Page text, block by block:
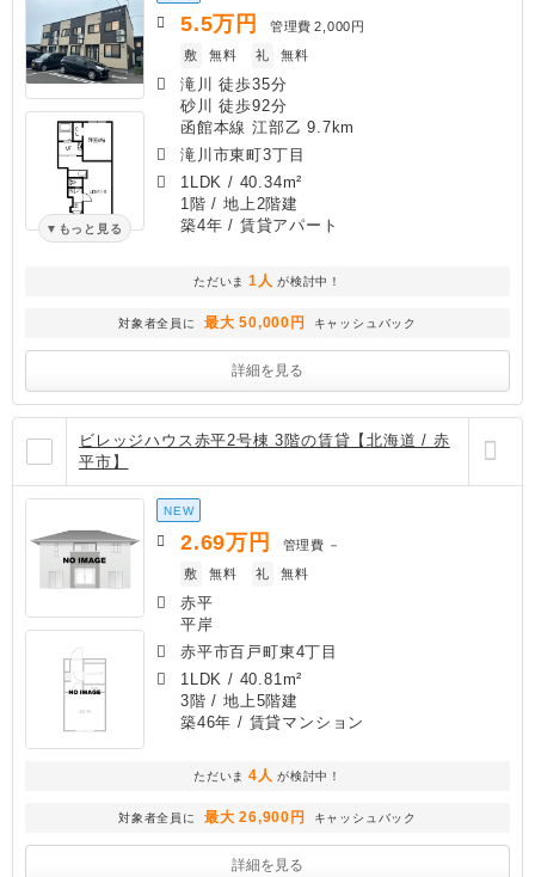
もっと見る
5.5万円 管理費 2,000円
敷
無料 礼 無料
滝川 徒歩35分
砂川 徒歩92分
函館本線 江部乙 9.7km
滝川市東町3丁目
1LDK / 40.34m²
1階 / 地上2階建
築4年 / 賃貸アパート
ただいま 1人 が検討中！
対象者全員に 最大 50,000円 キャッシュバック
詳細を見る
ビレッジハウス赤平2号棟 3階の賃貸【北海道 / 赤
平市】
NEW
2.69万円 管理費 －
敷
無料 礼 無料
赤平
平岸
赤平市百戸町東4丁目
1LDK / 40.81m²
3階 / 地上5階建
築46年 / 賃貸マンション
ただいま 4人 が検討中！
対象者全員に 最大 26,900円 キャッシュバック
詳細を見る